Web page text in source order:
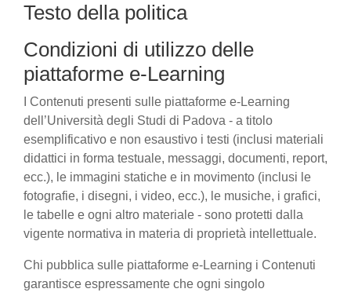
Testo della politica
Condizioni di utilizzo delle
piattaforme e-Learning
I Contenuti presenti sulle piattaforme e-Learning
dell’Università degli Studi di Padova - a titolo
esemplificativo e non esaustivo i testi (inclusi materiali
didattici in forma testuale, messaggi, documenti, report,
ecc.), le immagini statiche e in movimento (inclusi le
fotografie, i disegni, i video, ecc.), le musiche, i grafici,
le tabelle e ogni altro materiale - sono protetti dalla
vigente normativa in materia di proprietà intellettuale.
Chi pubblica sulle piattaforme e-Learning i Contenuti
garantisce espressamente che ogni singolo